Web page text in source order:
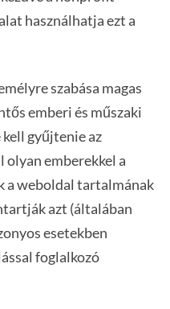
használhatja ezt a
szabása magas
emberi és műszaki
gyűjtenie az
olyan emberekkel a
a weboldal tartalmának
azt (általában
esetekben
foglalkozó